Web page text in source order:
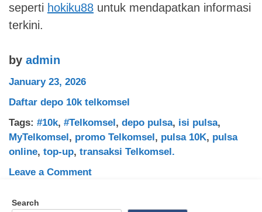
seperti hokiku88 untuk mendapatkan informasi
terkini.
by admin
January 23, 2026
Daftar depo 10k telkomsel
Tags: #10k, #Telkomsel, depo pulsa, isi pulsa,
MyTelkomsel, promo Telkomsel, pulsa 10K, pulsa
online, top-up, transaksi Telkomsel.
Leave a Commenton
Search